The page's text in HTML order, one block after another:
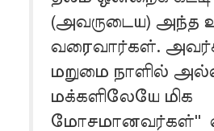
(அவருடைய) அந்த
வரைவார்கள்.
மறுமை நாளில்
மக்களிலேயே மிக
மோசமானவர்கள்''